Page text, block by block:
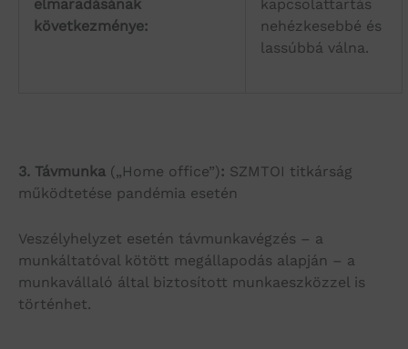
elmaradásának
következménye:
kapcsolattartás
nehézkesebbé és
lassúbbá válna.
3. Távmunka („Home office”) : SZMTOI titkárság
működtetése pandémia esetén
Veszélyhelyzet esetén távmunkavégzés – a
munkáltatóval kötött megállapodás alapján – a
munkavállaló által biztosított munkaeszközzel is
történhet.